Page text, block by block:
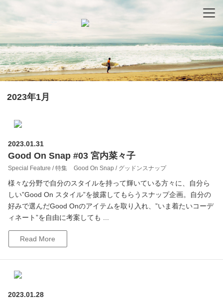
2023年1月
2023.01.31
Good On Snap #03 宮内菜々子
Special Feature / 特集 Good On Snap / グッドンスナップ
様々な分野で自分のスタイルを持って輝いている方々に、自分ら
しい”Good On スタイル”を披露してもらうスナップ企画。自分の
好みで選んだGood Onのアイテムを取り入れ、”いま着たいコーデ
ィネート”を自由に考案しても ...
Read More
2023.01.28